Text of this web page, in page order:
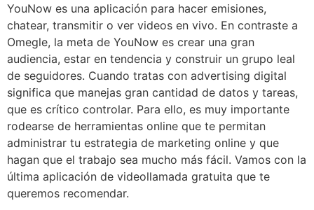
YouNow es una aplicación para hacer emisiones,
chatear, transmitir o ver videos en vivo. En contraste a
Omegle, la meta de YouNow es crear una gran
audiencia, estar en tendencia y construir un grupo leal
de seguidores. Cuando tratas con advertising digital
significa que manejas gran cantidad de datos y tareas,
que es crítico controlar. Para ello, es muy importante
rodearse de herramientas online que te permitan
administrar tu estrategia de marketing online y que
hagan que el trabajo sea mucho más fácil. Vamos con la
última aplicación de videollamada gratuita que te
queremos recomendar.